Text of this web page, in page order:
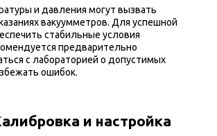
и давления могут вызвать
вакуумметров. Для успешной
стабильные условия
предварительно
с лабораторией о допустимых
ошибок.
и настройка